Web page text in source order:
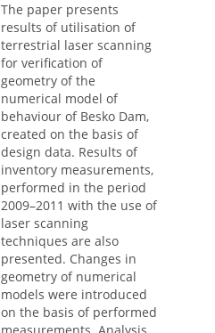
The paper presents
results of utilisation of
terrestrial laser scanning
for verification of
geometry of the
numerical model of
behaviour of Besko Dam,
created on the basis of
design data. Results of
inventory measurements,
performed in the period
2009–2011 with the use of
laser scanning
techniques are also
presented. Changes in
geometry of numerical
models were introduced
on the basis of performed